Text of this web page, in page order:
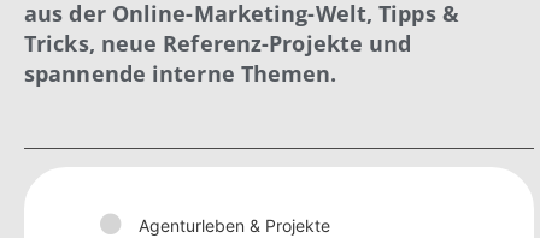
aus der Online-Marketing-Welt, Tipps &
Tricks, neue Referenz-Projekte und
spannende interne Themen.
Agenturleben & Projekte